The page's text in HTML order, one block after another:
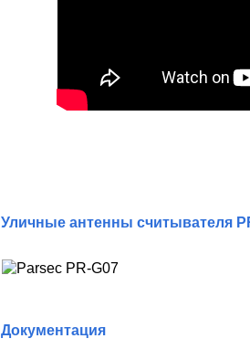
Уличные антенны считывателя
Документация